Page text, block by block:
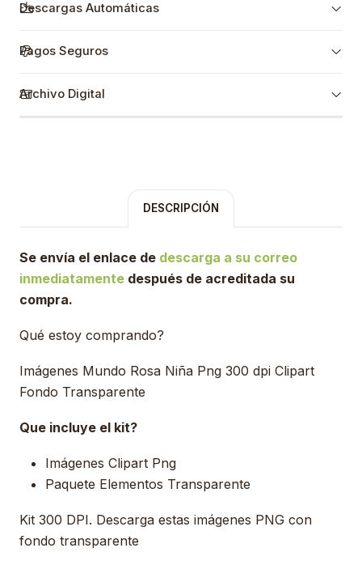
Descargas Automáticas
Pagos Seguros
Archivo Digital
DESCRIPCIÓN
Se envía el enlace de descarga a su correo
inmediatamente después de acreditada su
compra.
Qué estoy comprando?
Imágenes Mundo Rosa Niña Png 300 dpi Clipart
Fondo Transparente
Que incluye el kit?
Imágenes Clipart Png
Paquete Elementos Transparente
Kit 300 DPI. Descarga estas imágenes PNG con
fondo transparente